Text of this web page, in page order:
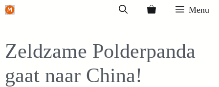
Ga
inhoud
Menu
Zeldzame Polderpanda
gaat naar China!